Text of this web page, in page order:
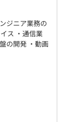
ジニア業務の
ス ・通信業
の開発 ・動画